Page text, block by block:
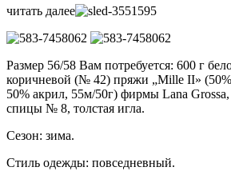
читать далее
Размер 56/58 Вам потребуется: 600 г
коричневой (№ 42) пряжи „Mille II»
50% акрил, 55м/50г) фирмы Lana
спицы № 8, толстая игла.
Сезон: зима.
Стиль одежды: повседневный.